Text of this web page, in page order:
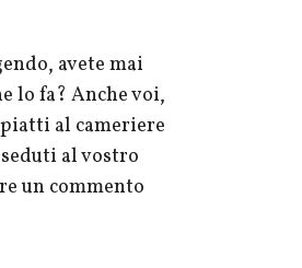
avete mai
lo fa? Anche voi,
al cameriere
al vostro
un commento